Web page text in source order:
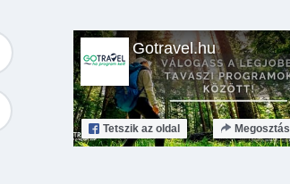
Gotravel.hu
Tetszik az oldal Megosztás